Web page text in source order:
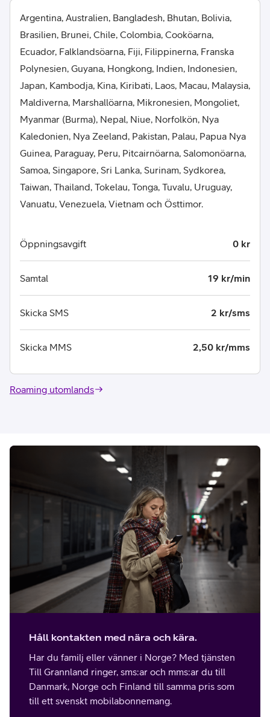
Argentina, Australien, Bangladesh, Bhutan, Bolivia,
Brasilien, Brunei, Chile, Colombia, Cooköarna,
Ecuador, Falklandsöarna, Fiji, Filippinerna, Franska
Polynesien, Guyana, Hongkong, Indien, Indonesien,
Japan, Kambodja, Kina, Kiribati, Laos, Macau, Malaysia,
Maldiverna, Marshallöarna, Mikronesien, Mongoliet,
Myanmar (Burma), Nepal, Niue, Norfolkön, Nya
Kaledonien, Nya Zeeland, Pakistan, Palau, Papua Nya
Guinea, Paraguay, Peru, Pitcairnöarna, Salomonöarna,
Samoa, Singapore, Sri Lanka, Surinam, Sydkorea,
Taiwan, Thailand, Tokelau, Tonga, Tuvalu, Uruguay,
Vanuatu, Venezuela, Vietnam och Östtimor.
Öppningsavgift 0 kr
Samtal 19 kr/min
Skicka SMS 2 kr/sms
Skicka MMS 2,50 kr/mms
Roaming utomlands
Håll kontakten med nära och kära.
Har du familj eller vänner i Norge? Med tjänsten
Till Grannland ringer, sms:ar och mms:ar du till
Danmark, Norge och Finland till samma pris som
till ett svenskt mobilabonnemang.